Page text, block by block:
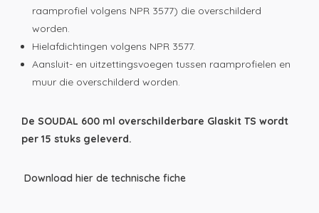
raamprofiel volgens NPR 3577) die overschilderd
worden.
Hielafdichtingen volgens NPR 3577.
Aansluit- en uitzettingsvoegen tussen raamprofielen en
muur die overschilderd worden.
De SOUDAL 600 ml overschilderbare Glaskit TS wordt
per 15 stuks geleverd.
Download hier de technische fiche